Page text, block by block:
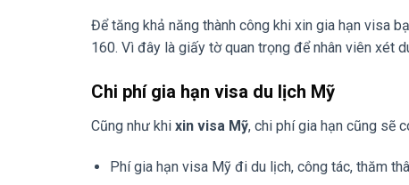
Để tăng khả năng thành công khi xin gia hạn visa
160. Vì đây là giấy tờ quan trọng để nhân viên xét
Chi phí gia hạn visa du lịch Mỹ
Cũng như khi xin visa Mỹ, chi phí gia hạn cũng sẽ
Phí gia hạn visa Mỹ đi du lịch, công tác, thăm